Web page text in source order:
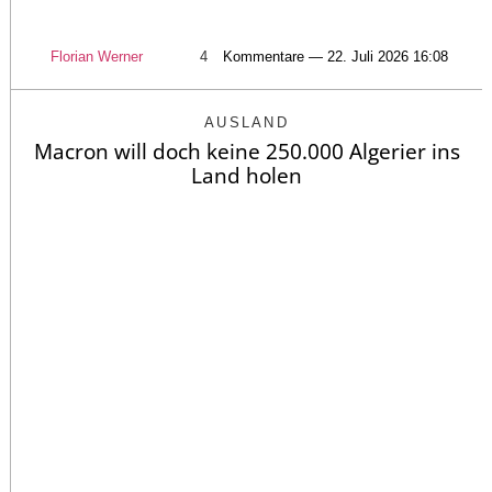
Florian Werner 4 Kommentare — 22. Juli 2026 16:08
AUSLAND
Macron will doch keine 250.000 Algerier ins
Land holen